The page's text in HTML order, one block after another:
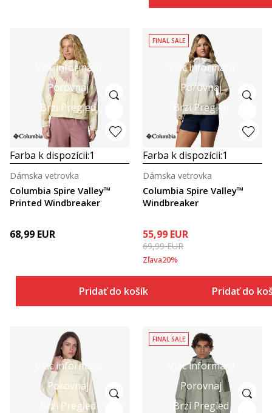
Viac informácií
Porovnaj
Brzi Pregled
Farba k dispozícii:1
Columbia Spire Valley™
Printed Windbreaker
Dámska vetrovka
68,99 EUR
Pridať do košíka
Viac informácií
Porovnaj
Brzi Pregled
FINAL SALE
Farba k dispozícii:1
Columbia Spire Valley™
Windbreaker
Dámska vetrovka
55,99 EUR
69,99EUR
Zľava20%
Pridať do
Viac informácií
Porovnaj
Brzi Pregled
Viac informácií
Porovnaj
Brzi Pregled
FINAL SALE